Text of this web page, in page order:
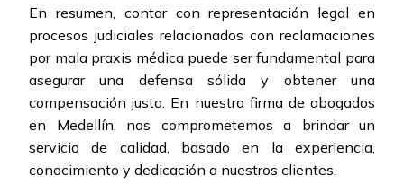
En resumen, contar con representación legal en
procesos judiciales relacionados con reclamaciones
por mala praxis médica puede ser fundamental para
asegurar una defensa sólida y obtener una
compensación justa. En nuestra firma de abogados
en Medellín, nos comprometemos a brindar un
servicio de calidad, basado en la experiencia,
conocimiento y dedicación a nuestros clientes.